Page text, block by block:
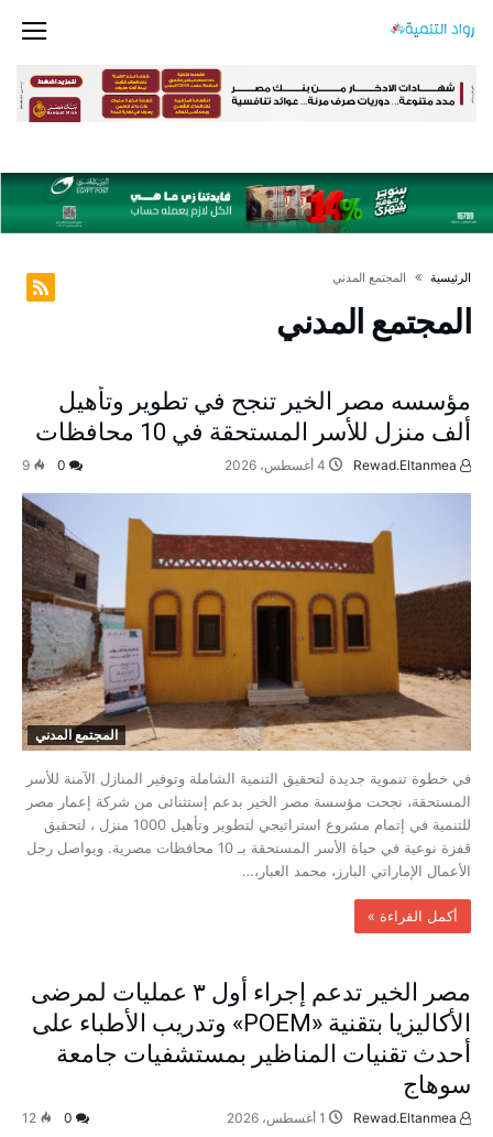
‫الرئيسية‬ المجتمع المدني
المجتمع المدني
مؤسسه مصر الخير تنجح في تطوير وتأهيل
ألف منزل للأسر المستحقة في 10 محافظات
4 أغسطس، 2026 9
المجتمع المدني
في خطوة تنموية جديدة لتحقيق التنمية الشاملة وتوفير المنازل الآمنة للأسر
المستحقة، نجحت مؤسسة مصر الخير بدعم إستثنائى من شركة إعمار مصر
للتنمية في إتمام مشروع استراتيجي لتطوير وتأهيل 1000 منزل ، لتحقيق
قفزة نوعية في حياة الأسر المستحقة بـ 10 محافظات مصرية. ويواصل رجل
الأعمال الإماراتي البارز، محمد العبار،…
‫أكمل القراءة »‬
مصر الخير تدعم إجراء أول ٣ عمليات لمرضى
الأكاليزيا بتقنية «POEM» وتدريب الأطباء على
أحدث تقنيات المناظير بمستشفيات جامعة
سوهاج
1 أغسطس، 2026 12